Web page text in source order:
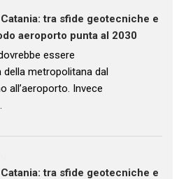
tra sfide geotecniche e
aeroporto punta al 2030
essere
della metropolitana dal
all’aeroporto. Invece
tra sfide geotecniche e